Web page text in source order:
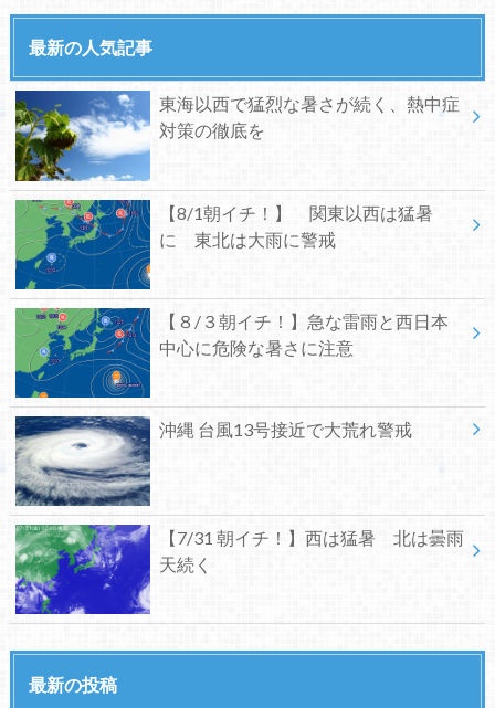
最新の人気記事
東海以西で猛烈な暑さが続く、熱中症
対策の徹底を
【8/1朝イチ！】 関東以西は猛暑
に 東北は大雨に警戒
【８/３朝イチ！】急な雷雨と西日本
中心に危険な暑さに注意
沖縄 台風13号接近で大荒れ警戒
【7/31 朝イチ！】西は猛暑 北は曇雨
天続く
最新の投稿